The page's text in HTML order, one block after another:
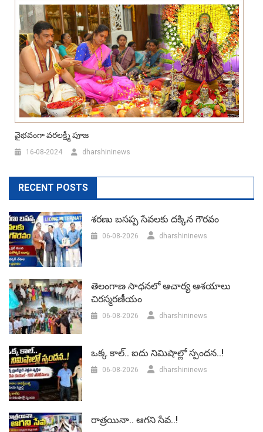
వైభవంగా వరలక్ష్మీ పూజ
16-08-2024 dharshininews
RECENT POSTS
శరణు బసప్ప సేవలకు దక్కిన గౌరవం
06-08-2026 dharshininews
తెలంగాణ సాధనలో ఆచార్య ఆశయాలు
చిరస్మరణీయం
06-08-2026 dharshininews
ఒక్క కాల్.. ఐదు నిమిషాల్లో స్పందన..!
06-08-2026 dharshininews
రాత్రయినా.. ఆగని సేవ..!